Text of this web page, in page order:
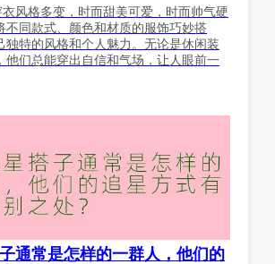
衣风格多变，时而甜美可爱，时而帅气硬
不同款式、颜色和材质的服饰巧妙搭
独特的风格和个人魅力。无论是休闲装
他们总能穿出自信和气场，让人眼前一
通常是怎样的一群人，他们的